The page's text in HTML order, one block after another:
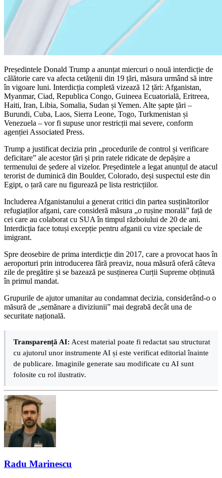
Președintele Donald Trump a anunțat miercuri o nouă interdicție de
călătorie care va afecta cetățenii din 19 țări, măsura urmând să intre
în vigoare luni. Interdicția completă vizează 12 țări: Afganistan,
Myanmar, Ciad, Republica Congo, Guineea Ecuatorială, Eritreea,
Haiti, Iran, Libia, Somalia, Sudan și Yemen. Alte șapte țări –
Burundi, Cuba, Laos, Sierra Leone, Togo, Turkmenistan și
Venezuela – vor fi supuse unor restricții mai severe, conform
agenției Associated Press.
Trump a justificat decizia prin „procedurile de control și verificare
deficitare” ale acestor țări și prin ratele ridicate de depășire a
termenului de ședere al vizelor. Președintele a legat anunțul de atacul
terorist de duminică din Boulder, Colorado, deși suspectul este din
Egipt, o țară care nu figurează pe lista restricțiilor.
Includerea Afganistanului a generat critici din partea susținătorilor
refugiaților afgani, care consideră măsura „o rușine morală” față de
cei care au colaborat cu SUA în timpul războiului de 20 de ani.
Interdicția face totuși excepție pentru afganii cu vize speciale de
imigrant.
Spre deosebire de prima interdicție din 2017, care a provocat haos în
aeroporturi prin introducerea fără preaviz, noua măsură oferă câteva
zile de pregătire și se bazează pe susținerea Curții Supreme obținută
în primul mandat.
Grupurile de ajutor umanitar au condamnat decizia, considerând-o o
măsură de „semănare a diviziunii” mai degrabă decât una de
securitate națională.
Transparență AI: Acest material poate fi redactat sau structurat
cu ajutorul unor instrumente AI și este verificat editorial înainte
de publicare. Imaginile generate sau modificate cu AI sunt
folosite cu rol ilustrativ.
Radu Marinescu